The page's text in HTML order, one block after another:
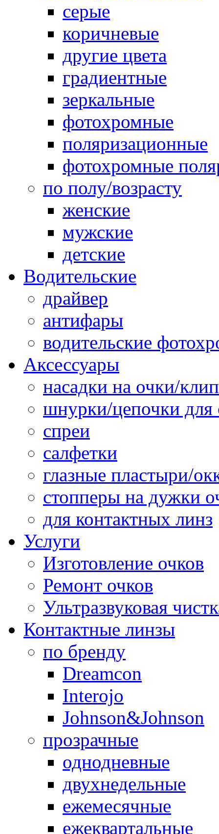
серые
коричневые
другие цвета
градиентные
зеркальные
фотохромные
поляризационные
фотохромные
по полу/возрасту
женские
мужские
детские
Водительские
драйвер
антифары
водительские
Аксессуары
насадки на очки/
шнурки/цепочки для
спреи
салфетки
глазные пластыри/
стопперы на дужки
для контактных линз
Услуги
Изготовление очков
Ремонт очков
Ультразвуковая
Контактные линзы
по бренду
Dreamcon
Interojo
Johnson&Johnson
прозрачные
однодневные
двухнедельные
ежемесячные
ежеквартальные